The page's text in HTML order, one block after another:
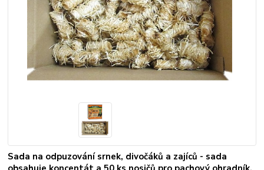
Sada na odpuzování srnek, divočáků a zajíců - sada